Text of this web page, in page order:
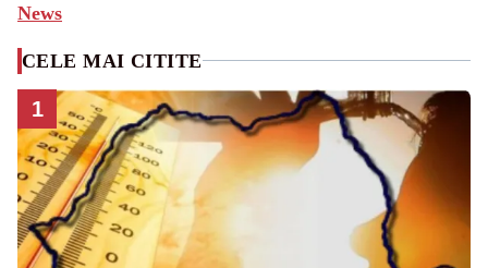
News
CELE MAI CITITE
1